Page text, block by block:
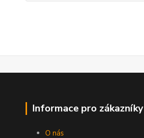
Informace pro zákazníky
O nás